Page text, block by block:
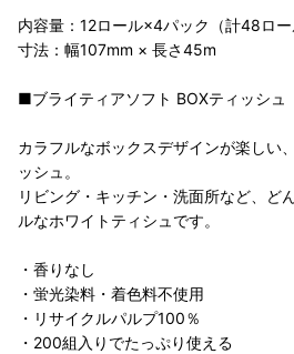
内容量：12ロール×4パック（計48ロー
寸法：幅107mm × 長さ45m
■ブライティアソフト BOXティッシュ
カラフルなボックスデザインが楽しい
ッシュ。
リビング・キッチン・洗面所など、ど
ルなホワイトティシュです。
・香りなし
・蛍光染料・着色料不使用
・リサイクルパルプ100％
・200組入りでたっぷり使える